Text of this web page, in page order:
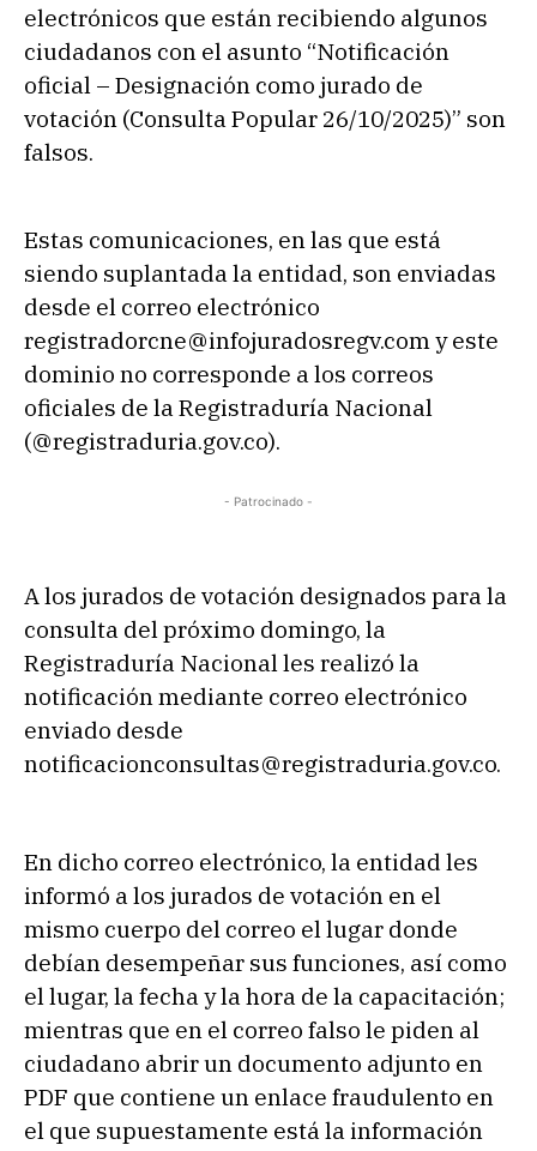
electrónicos que están recibiendo algunos
ciudadanos con el asunto “Notificación
oficial – Designación como jurado de
votación (Consulta Popular 26/10/2025)” son
falsos.
Estas comunicaciones, en las que está
siendo suplantada la entidad, son enviadas
desde el correo electrónico
registradorcne@infojuradosregv.com y este
dominio no corresponde a los correos
oficiales de la Registraduría Nacional
(@registraduria.gov.co).
- Patrocinado -
A los jurados de votación designados para la
consulta del próximo domingo, la
Registraduría Nacional les realizó la
notificación mediante correo electrónico
enviado desde
notificacionconsultas@registraduria.gov.co.
En dicho correo electrónico, la entidad les
informó a los jurados de votación en el
mismo cuerpo del correo el lugar donde
debían desempeñar sus funciones, así como
el lugar, la fecha y la hora de la capacitación;
mientras que en el correo falso le piden al
ciudadano abrir un documento adjunto en
PDF que contiene un enlace fraudulento en
el que supuestamente está la información